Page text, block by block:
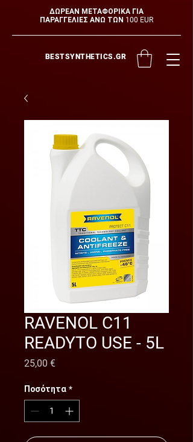
ΔΩΡΕΑΝ ΜΕΤΑΦΟΡΙΚΑ ΓΙΑ
ΠΑΡΑΓΓΕΛΙΕΣ ΑΝΩ ΤΩΝ 100 EUR
BESTSYNTHETICS.GR
RAVENOL C11
READYTO USE - 5L
25,00 €Τιμή
Ποσότητα *